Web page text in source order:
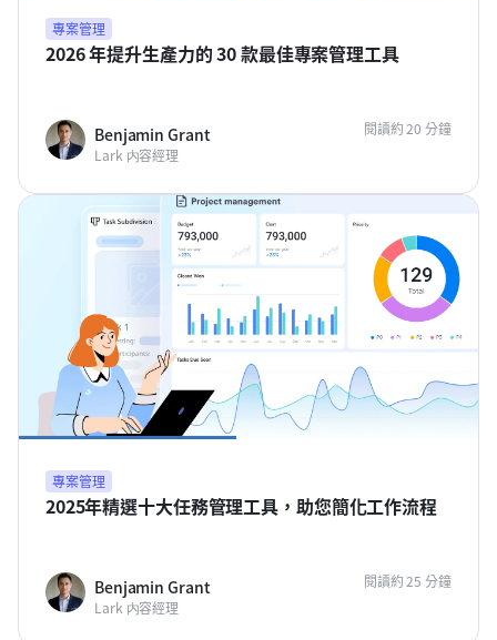
專案管理
2026 年提升生產力的 30 款最佳專案管理工具
Benjamin Grant
Lark 内容經理
閱讀約 20 分鐘
專案管理
2025年精選十大任務管理工具，助您簡化工作流程
Benjamin Grant
Lark 内容經理
閱讀約 25 分鐘